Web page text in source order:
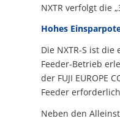
NXTR verfolgt die
Hohes
Die NXTR-S ist
Feeder-Betrieb
der FUJI EUROPE
Feeder
Neben den